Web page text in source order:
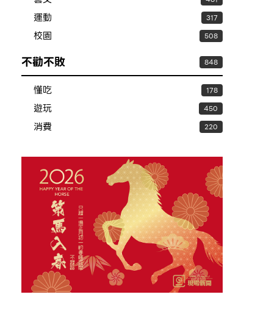
運動 317
校園 508
不勸不敗 848
懂吃 178
遊玩 450
消費 220